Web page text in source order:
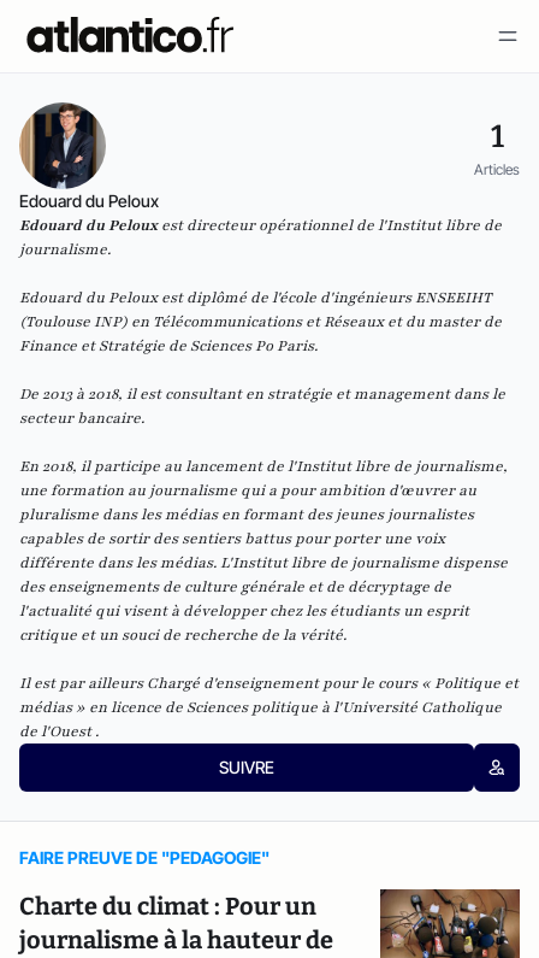
1
Articles
Edouard du Peloux
Edouard du Pelouxest directeur opérationnel de l'Institut libre de
journalisme.
Edouard du Peloux est diplômé de l'école d'ingénieurs ENSEEIHT
(Toulouse INP) en Télécommunications et Réseaux et du master de
Finance et Stratégie de Sciences Po Paris.
De 2013 à 2018, il est consultant en stratégie et management dans le
secteur bancaire.
En 2018, il participe au lancement de l'Institut libre de journalisme,
une formation au journalisme qui a pour ambition d'œuvrer au
pluralisme dans les médias en formant des jeunes journalistes
capables de sortir des sentiers battus pour porter une voix
différente dans les médias. L'Institut libre de journalisme dispense
des enseignements de culture générale et de décryptage de
l'actualité qui visent à développer chez les étudiants un esprit
critique et un souci de recherche de la vérité.
Il est par ailleurs Chargé d'enseignement pour le cours « Politique et
médias » en licence de Sciences politique à l'Université Catholique
de l'Ouest .
SUIVRE
FAIRE PREUVE DE "PEDAGOGIE"
Charte du climat : Pour un
journalisme à la hauteur de